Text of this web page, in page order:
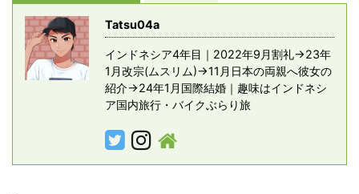
Tatsu04a
インドネシア4年目｜2022年9月割礼→23年
1月改宗(ムスリム)→11月日本の両親へ彼女の
紹介→24年1月国際結婚｜趣味はインドネシ
ア国内旅行・バイクぶらり旅